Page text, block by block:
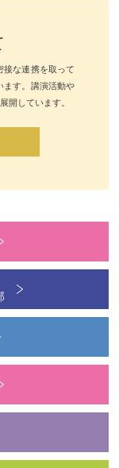
接な連携を取って
ます。講演活動や
開しています。